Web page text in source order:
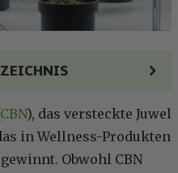
CBN), das versteckte Juwel
in Wellness-Produkten
Obwohl CBN